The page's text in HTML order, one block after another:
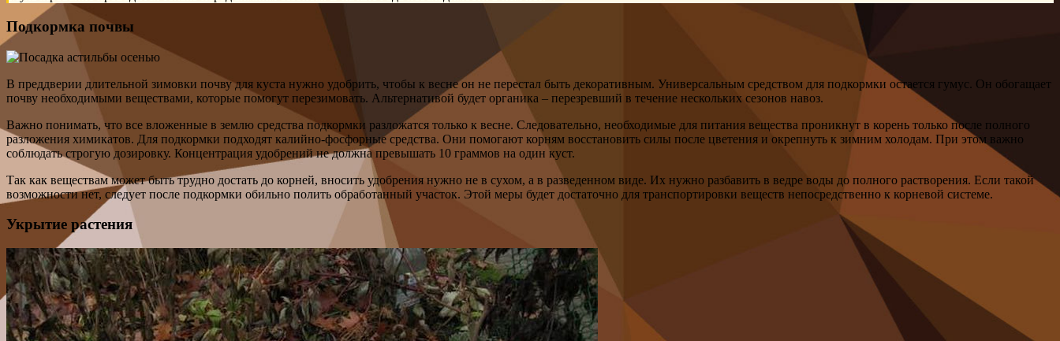
Подкормка почвы
В преддверии длительной зимовки почву для куста нужно удобрить, чтобы к весне он не перестал быть декоративным. Универсальным средством для подкормки остается гумус. Он обогащает
почву необходимыми веществами, которые помогут перезимовать. Альтернативой будет органика – перезревший в течение нескольких сезонов навоз.
Важно понимать, что все вложенные в землю средства подкормки разложатся только к весне. Следовательно, необходимые для питания вещества проникнут в корень только после полного
разложения химикатов. Для подкормки подходят калийно-фосфорные средства. Они помогают корням восстановить силы после цветения и окрепнуть к зимним холодам. При этом важно
соблюдать строгую дозировку. Концентрация удобрений не должна превышать 10 граммов на один куст.
Так как веществам может быть трудно достать до корней, вносить удобрения нужно не в сухом, а в разведенном виде. Их нужно разбавить в ведре воды до полного растворения. Если такой
возможности нет, следует после подкормки обильно полить обработанный участок. Этой меры будет достаточно для транспортировки веществ непосредственно к корневой системе.
Укрытие растения